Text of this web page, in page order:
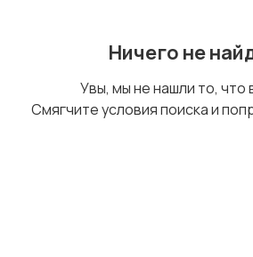
Ничего не
Увы, мы не нашли то, что
Смягчите условия поиска и